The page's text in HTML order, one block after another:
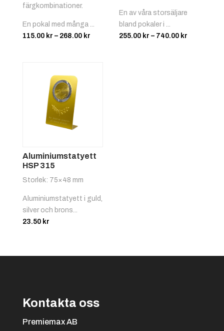
Svart/gul
färgkombinationer.
En pokal med många ...
115.00 kr – 268.00 krPrisintervall:
En av våra storsäljare
bland pokaler i ...
255.00 kr – 740.00 kr
Aluminiumstatyett
HSP 315
Storlek: 75×48 mm
Aluminiumstatyett i guld,
silver och brons...
23.50 kr
Kontakta oss
Premiemax AB